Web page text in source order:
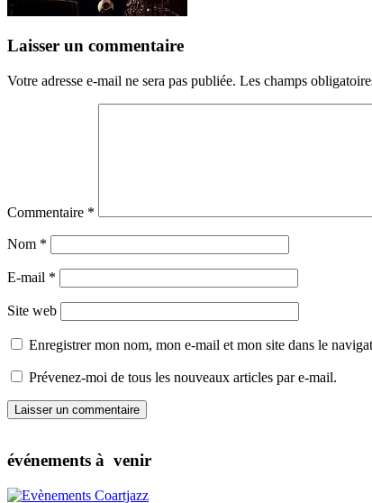
Laisser un commentaire
Votre adresse e-mail ne sera pas publiée. Les champs
Commentaire *
Nom *
E-mail *
Site web
Enregistrer mon nom, mon e-mail et mon site dans le
Prévenez-moi de tous les nouveaux articles par e-mail.
événements à venir